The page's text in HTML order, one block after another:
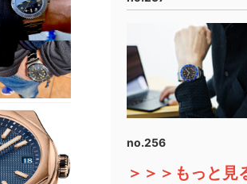
no.256
＞＞＞もっと見